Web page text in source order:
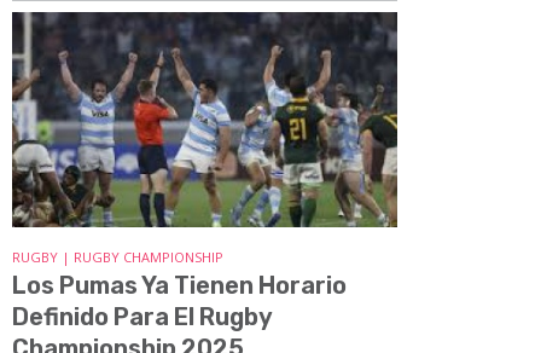
RUGBY | RUGBY CHAMPIONSHIP
Los Pumas Ya Tienen Horario
Definido Para El Rugby